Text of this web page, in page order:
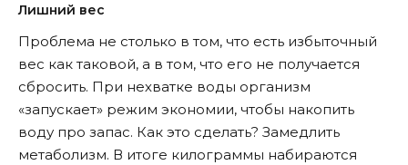
Лишний вес
Проблема не столько в том, что есть избыточный
вес как таковой, а в том, что его не получается
сбросить. При нехватке воды организм
«запускает» режим экономии, чтобы накопить
воду про запас. Как это сделать? Замедлить
метаболизм. В итоге килограммы набираются